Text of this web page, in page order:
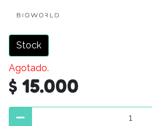
Stock
Agotado.
$ 15.000